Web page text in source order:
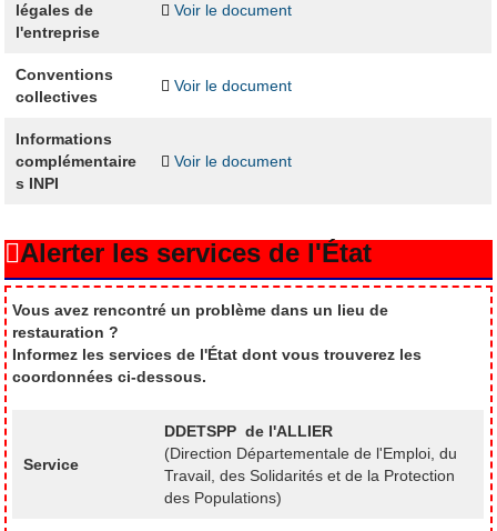
légales de
l'entreprise
Voir le document
Conventions
collectives
Voir le document
Informations
complémentaire
s INPI
Voir le document
Alerter les services de l'État
Vous avez rencontré un problème dans un lieu de
restauration ?
Informez les services de l'État dont vous trouverez les
coordonnées ci-dessous.
Service
DDETSPP de l'ALLIER
(Direction Départementale de l'Emploi, du
Travail, des Solidarités et de la Protection
des Populations)